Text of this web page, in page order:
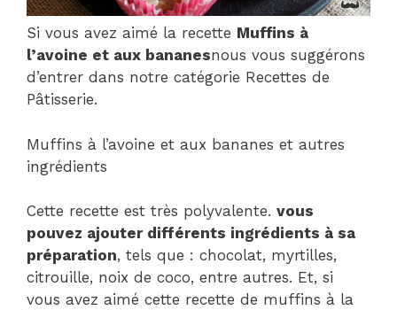
Si vous avez aimé la recette Muffins à
l’avoine et aux bananesnous vous suggérons
d’entrer dans notre catégorie Recettes de
Pâtisserie.
Muffins à l’avoine et aux bananes et autres
ingrédients
Cette recette est très polyvalente. vous
pouvez ajouter différents ingrédients à sa
préparation, tels que : chocolat, myrtilles,
citrouille, noix de coco, entre autres. Et, si
vous avez aimé cette recette de muffins à la